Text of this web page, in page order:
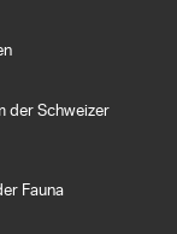
der Schweizer
Fauna